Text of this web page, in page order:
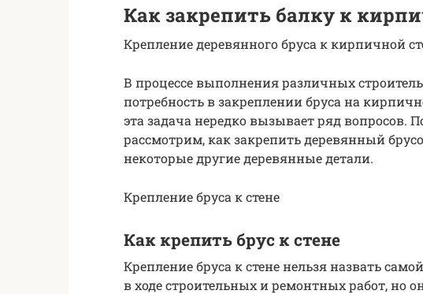
Как закрепить балку к
Крепление деревянного бруса к кирпичной
В процессе выполнения различных
потребность в закреплении бруса на
эта задача нередко вызывает ряд вопросов.
рассмотрим, как закрепить деревянный
некоторые другие деревянные детали.
Крепление бруса к стене
Как крепить брус к стене
Крепление бруса к стене нельзя назвать
в ходе строительных и ремонтных работ, но